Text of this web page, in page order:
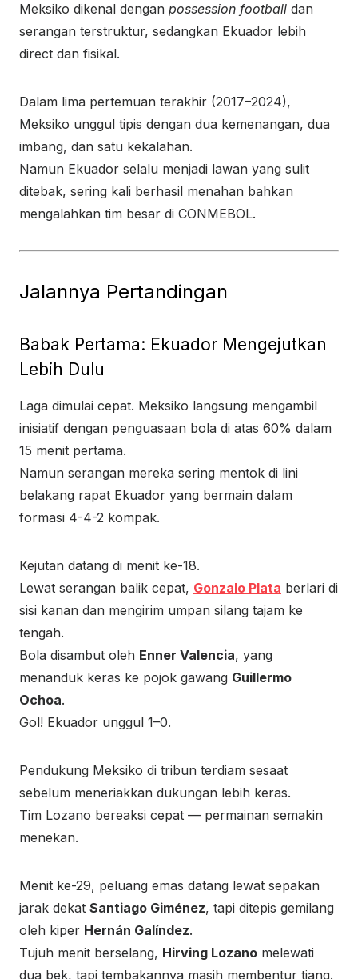
Meksiko dikenal dengan possession football dan
serangan terstruktur, sedangkan Ekuador lebih
direct dan fisikal.
Dalam lima pertemuan terakhir (2017–2024),
Meksiko unggul tipis dengan dua kemenangan, dua
imbang, dan satu kekalahan.
Namun Ekuador selalu menjadi lawan yang sulit
ditebak, sering kali berhasil menahan bahkan
mengalahkan tim besar di CONMEBOL.
Jalannya Pertandingan
Babak Pertama: Ekuador Mengejutkan
Lebih Dulu
Laga dimulai cepat. Meksiko langsung mengambil
inisiatif dengan penguasaan bola di atas 60% dalam
15 menit pertama.
Namun serangan mereka sering mentok di lini
belakang rapat Ekuador yang bermain dalam
formasi 4-4-2 kompak.
Kejutan datang di menit ke-18.
Lewat serangan balik cepat, Gonzalo Plata berlari di
sisi kanan dan mengirim umpan silang tajam ke
tengah.
Bola disambut oleh Enner Valencia, yang
menanduk keras ke pojok gawang Guillermo
Ochoa.
Gol! Ekuador unggul 1–0.
Pendukung Meksiko di tribun terdiam sesaat
sebelum meneriakkan dukungan lebih keras.
Tim Lozano bereaksi cepat — permainan semakin
menekan.
Menit ke-29, peluang emas datang lewat sepakan
jarak dekat Santiago Giménez, tapi ditepis gemilang
oleh kiper Hernán Galíndez.
Tujuh menit berselang, Hirving Lozano melewati
dua bek, tapi tembakannya masih membentur tiang.